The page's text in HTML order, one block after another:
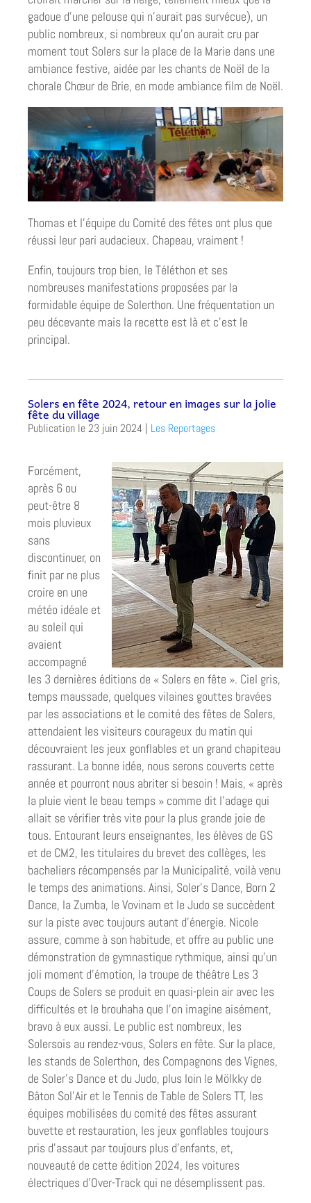
gadoue d’une pelouse qui n’aurait pas survécue), un
public nombreux, si nombreux qu’on aurait cru par
moment tout Solers sur la place de la Marie dans une
ambiance festive, aidée par les chants de Noël de la
chorale Chœur de Brie, en mode ambiance film de Noël.
Thomas et l’équipe du Comité des fêtes ont plus que
réussi leur pari audacieux. Chapeau, vraiment !
Enfin, toujours trop bien, le Téléthon et ses
nombreuses manifestations proposées par la
formidable équipe de Solerthon. Une fréquentation un
peu décevante mais la recette est là et c’est le
principal.
Solers en fête 2024, retour en images sur la jolie
fête du village
23 juin 2024 | Les Reportages
Forcément,
après 6 ou
peut-être 8
mois pluvieux
sans
discontinuer, on
finit par ne plus
croire en une
météo idéale et
au soleil qui
avaient
accompagné
les 3 dernières éditions de « Solers en fête ». Ciel gris,
temps maussade, quelques vilaines gouttes bravées
par les associations et le comité des fêtes de Solers,
attendaient les visiteurs courageux du matin qui
découvraient les jeux gonflables et un grand chapiteau
rassurant. La bonne idée, nous serons couverts cette
année et pourront nous abriter si besoin ! Mais, « après
la pluie vient le beau temps » comme dit l’adage qui
allait se vérifier très vite pour la plus grande joie de
tous. Entourant leurs enseignantes, les élèves de GS
et de CM2, les titulaires du brevet des collèges, les
bacheliers récompensés par la Municipalité, voilà venu
le temps des animations. Ainsi, Soler’s Dance, Born 2
Dance, la Zumba, le Vovinam et le Judo se succèdent
sur la piste avec toujours autant d’énergie. Nicole
assure, comme à son habitude, et offre au public une
démonstration de gymnastique rythmique, ainsi qu’un
joli moment d’émotion, la troupe de théâtre Les 3
Coups de Solers se produit en quasi-plein air avec les
difficultés et le brouhaha que l’on imagine aisément,
bravo à eux aussi. Le public est nombreux, les
Solersois au rendez-vous, Solers en fête. Sur la place,
les stands de Solerthon, des Compagnons des Vignes,
de Soler’s Dance et du Judo, plus loin le Mölkky de
Bâton Sol’Air et le Tennis de Table de Solers TT, les
équipes mobilisées du comité des fêtes assurant
buvette et restauration, les jeux gonflables toujours
pris d’assaut par toujours plus d’enfants, et,
nouveauté de cette édition 2024, les voitures
électriques d’Over-Track qui ne désemplissent pas.